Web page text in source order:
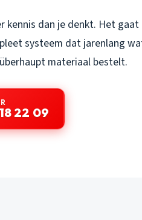
kennis dan je denkt. Het gaat
systeem dat jarenlang
materiaal bestelt.
22 09